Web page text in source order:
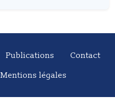
Publications
Contact
Mentions légales